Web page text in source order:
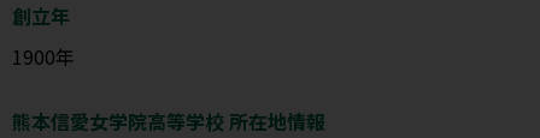
創立年
1900年
熊本信愛女学院高等学校 所在地情報